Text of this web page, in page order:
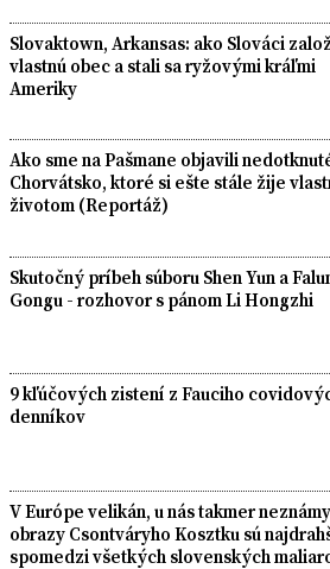
Slovaktown, Arkansas: ako Slováci
vlastnú obec a stali sa ryžovými kráľmi
Ameriky
Ako sme na Pašmane objavili
Chorvátsko, ktoré si ešte stále žije
životom (Reportáž)
Skutočný príbeh súboru Shen Yun a
Gongu - rozhovor s pánom Li Hongzhi
9 kľúčových zistení z Fauciho
denníkov
V Európe velikán, u nás takmer
obrazy Csontváryho Kosztku sú
spomedzi všetkých slovenských